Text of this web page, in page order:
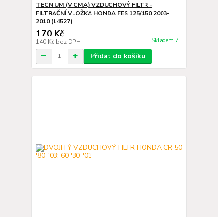
TECNIUM (VICMA) VZDUCHOVÝ FILTR -
FILTRAČNÍ VLOŽKA HONDA FES 125/150 2003-
2010 (14527)
170 Kč
140 Kč bez DPH Skladem 7
Přidat do košíku